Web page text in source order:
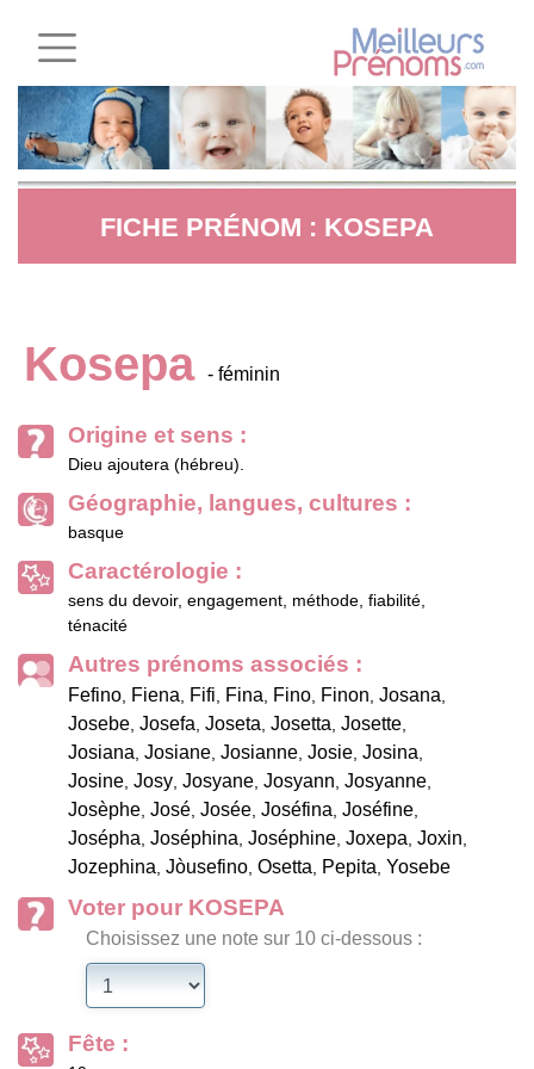
FICHE PRÉNOM : KOSEPA
Kosepa - féminin
Origine et sens :
Dieu ajoutera (hébreu).
Géographie, langues, cultures :
basque
Caractérologie :
sens du devoir, engagement, méthode, fiabilité,
ténacité
Autres prénoms associés :
Fefino, Fiena, Fifi, Fina, Fino, Finon, Josana,
Josebe, Josefa, Joseta, Josetta, Josette,
Josiana, Josiane, Josianne, Josie, Josina,
Josine, Josy, Josyane, Josyann, Josyanne,
Josèphe, José, Josée, Joséfina, Joséfine,
Josépha, Joséphina, Joséphine, Joxepa, Joxin,
Jozephina, Jòusefino, Osetta, Pepita, Yosebe
Voter pour KOSEPA
Choisissez une note sur 10 ci-dessous :
Fête :